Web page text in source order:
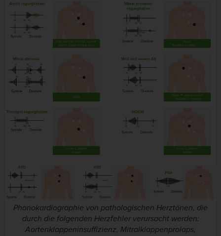
Phonokardiographie von pathologischen Herztönen, die
durch die folgenden Herzfehler verursacht werden:
Aortenklappeninsuffizienz, Mitralklappenprolaps,